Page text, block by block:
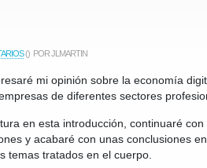
() POR JLMARTIN
mi opinión sobre la economía
de diferentes sectores
en esta introducción, continuaré
y acabaré con unas conclusiones
temas tratados en el cuerpo.